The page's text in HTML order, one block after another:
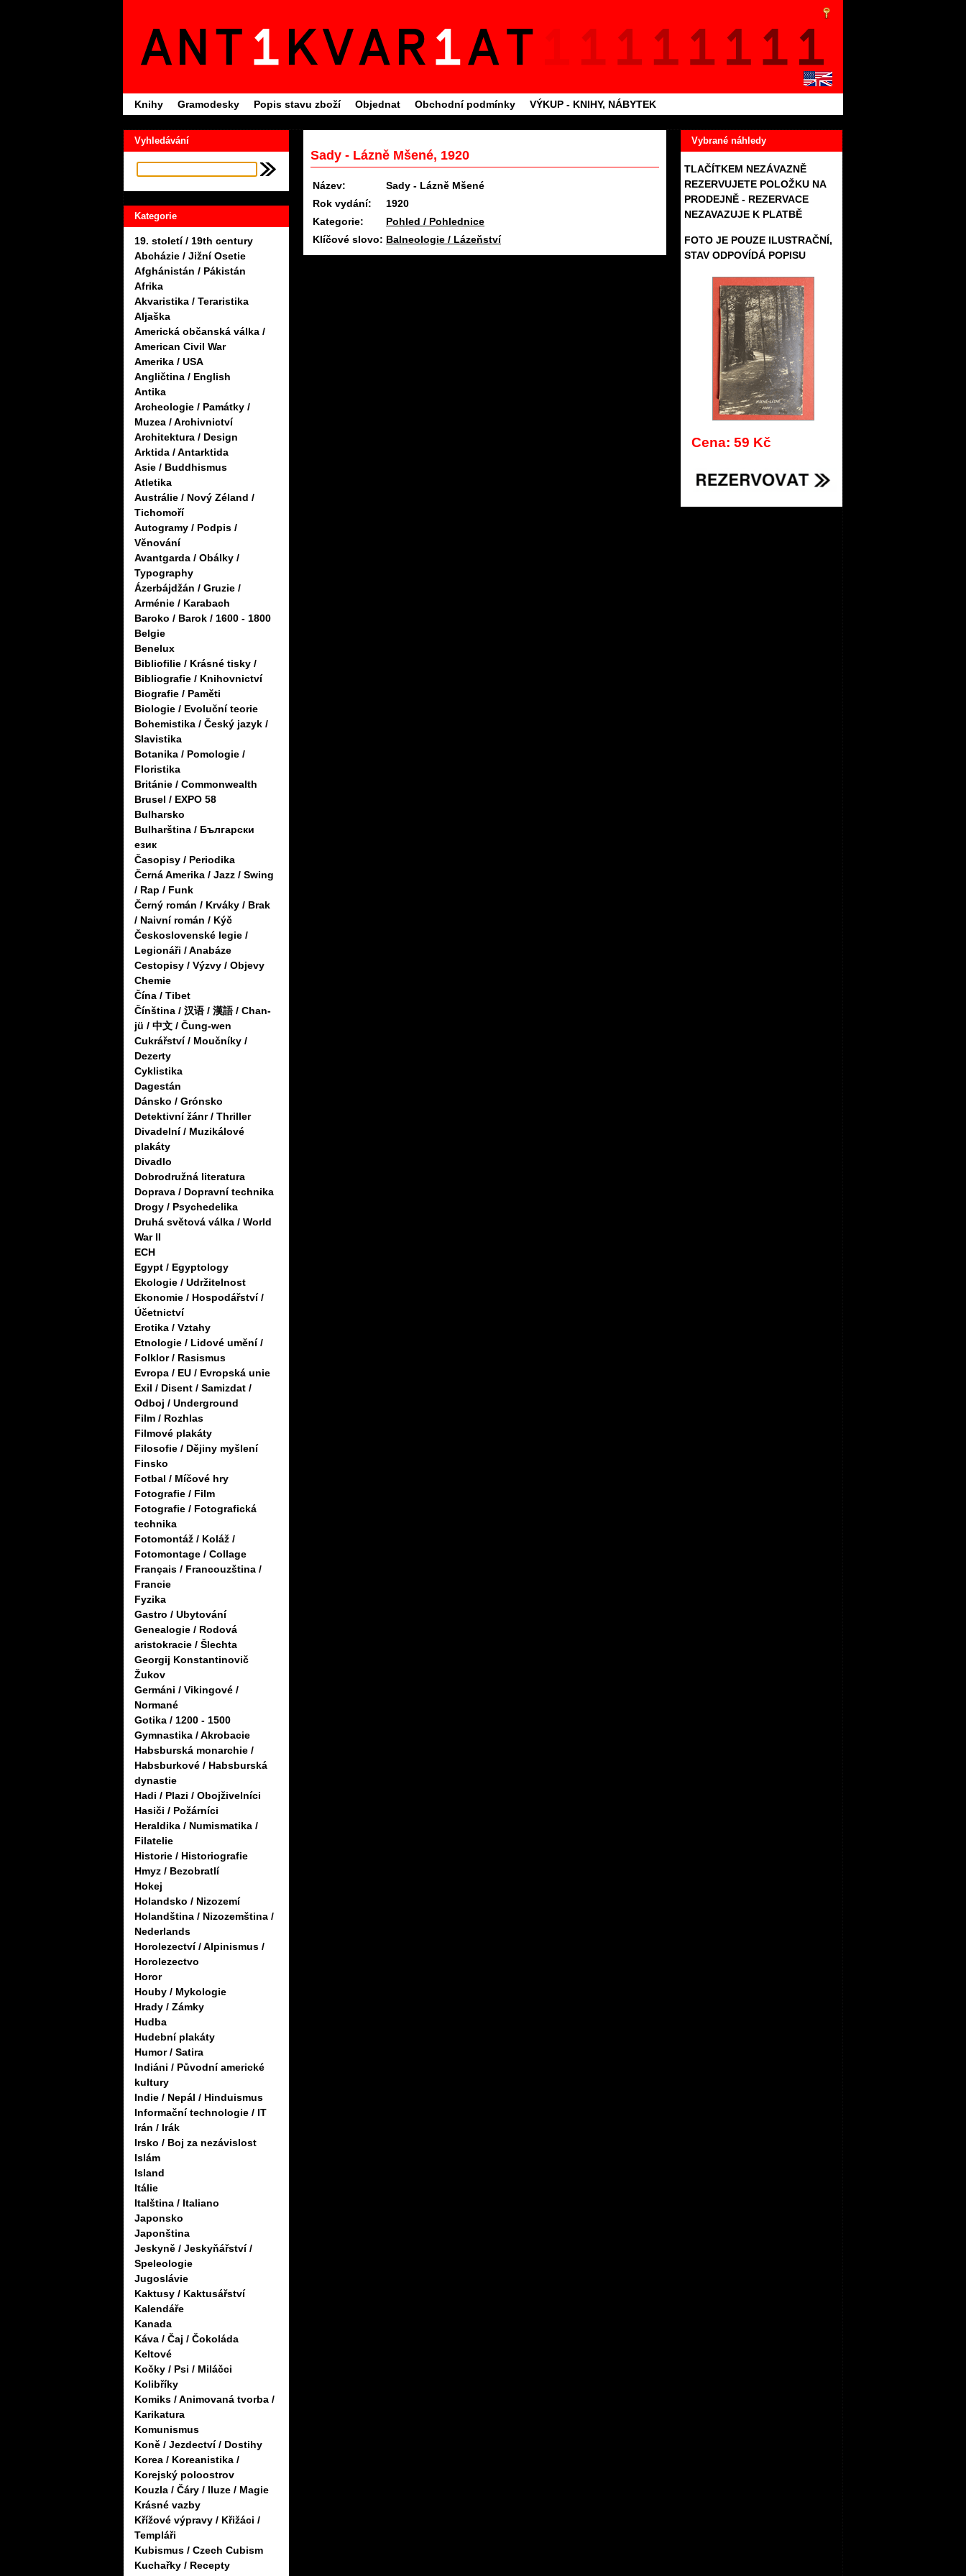
Knihy Gramodesky Popis stavu zboží Objednat Obchodní podmínky VÝKUP - KNIHY, NÁBYTEK
Vyhledávání
Kategorie
19. století / 19th century
Abcházie / Jižní Osetie
Afghánistán / Pákistán
Afrika
Akvaristika / Teraristika
Aljaška
Americká občanská válka /
American Civil War
Amerika / USA
Angličtina / English
Antika
Archeologie / Památky /
Muzea / Archivnictví
Architektura / Design
Arktida / Antarktida
Asie / Buddhismus
Atletika
Austrálie / Nový Zéland /
Tichomoří
Autogramy / Podpis /
Věnování
Avantgarda / Obálky /
Typography
Ázerbájdžán / Gruzie /
Arménie / Karabach
Baroko / Barok / 1600 - 1800
Belgie
Benelux
Bibliofilie / Krásné tisky /
Bibliografie / Knihovnictví
Biografie / Paměti
Biologie / Evoluční teorie
Bohemistika / Český jazyk /
Slavistika
Botanika / Pomologie /
Floristika
Británie / Commonwealth
Brusel / EXPO 58
Bulharsko
Bulharština / Български
език
Časopisy / Periodika
Černá Amerika / Jazz / Swing
/ Rap / Funk
Černý román / Krváky / Brak
/ Naivní román / Kýč
Československé legie /
Legionáři / Anabáze
Cestopisy / Výzvy / Objevy
Chemie
Čína / Tibet
Čínština / 汉语 / 漢語 / Chan-
jü / 中文 / Čung-wen
Cukrářství / Moučníky /
Dezerty
Cyklistika
Dagestán
Dánsko / Grónsko
Detektivní žánr / Thriller
Divadelní / Muzikálové
plakáty
Divadlo
Dobrodružná literatura
Doprava / Dopravní technika
Drogy / Psychedelika
Druhá světová válka / World
War II
ECH
Egypt / Egyptology
Ekologie / Udržitelnost
Ekonomie / Hospodářství /
Účetnictví
Erotika / Vztahy
Etnologie / Lidové umění /
Folklor / Rasismus
Evropa / EU / Evropská unie
Exil / Disent / Samizdat /
Odboj / Underground
Film / Rozhlas
Filmové plakáty
Filosofie / Dějiny myšlení
Finsko
Fotbal / Míčové hry
Fotografie / Film
Fotografie / Fotografická
technika
Fotomontáž / Koláž /
Fotomontage / Collage
Français / Francouzština /
Francie
Fyzika
Gastro / Ubytování
Genealogie / Rodová
aristokracie / Šlechta
Georgij Konstantinovič
Žukov
Germáni / Vikingové /
Normané
Gotika / 1200 - 1500
Gymnastika / Akrobacie
Habsburská monarchie /
Habsburkové / Habsburská
dynastie
Hadi / Plazi / Obojživelníci
Hasiči / Požárníci
Heraldika / Numismatika /
Filatelie
Historie / Historiografie
Hmyz / Bezobratlí
Hokej
Holandsko / Nizozemí
Holandština / Nizozemština /
Nederlands
Horolezectví / Alpinismus /
Horolezectvo
Horor
Houby / Mykologie
Hrady / Zámky
Hudba
Hudební plakáty
Humor / Satira
Indiáni / Původní americké
kultury
Indie / Nepál / Hinduismus
Informační technologie / IT
Irán / Irák
Irsko / Boj za nezávislost
Islám
Island
Itálie
Italština / Italiano
Japonsko
Japonština
Jeskyně / Jeskyňářství /
Speleologie
Jugoslávie
Kaktusy / Kaktusářství
Kalendáře
Kanada
Káva / Čaj / Čokoláda
Keltové
Kočky / Psi / Miláčci
Kolibříky
Komiks / Animovaná tvorba /
Karikatura
Komunismus
Koně / Jezdectví / Dostihy
Korea / Koreanistika /
Korejský poloostrov
Kouzla / Čáry / Iluze / Magie
Krásné vazby
Křížové výpravy / Křižáci /
Templáři
Kubismus / Czech Cubism
Kuchařky / Recepty
Vybrané náhledy
TLAČÍTKEM NEZÁVAZNĚ
REZERVUJETE POLOŽKU NA
PRODEJNĚ - REZERVACE
NEZAVAZUJE K PLATBĚ
FOTO JE POUZE ILUSTRAČNÍ,
STAV ODPOVÍDÁ POPISU
Cena: 59 Kč
Sady - Lázně Mšené, 1920
Název:
Sady - Lázně Mšené
Rok vydání:
1920
Kategorie:
Pohled / Pohlednice
Klíčové slovo: Balneologie / Lázeňství